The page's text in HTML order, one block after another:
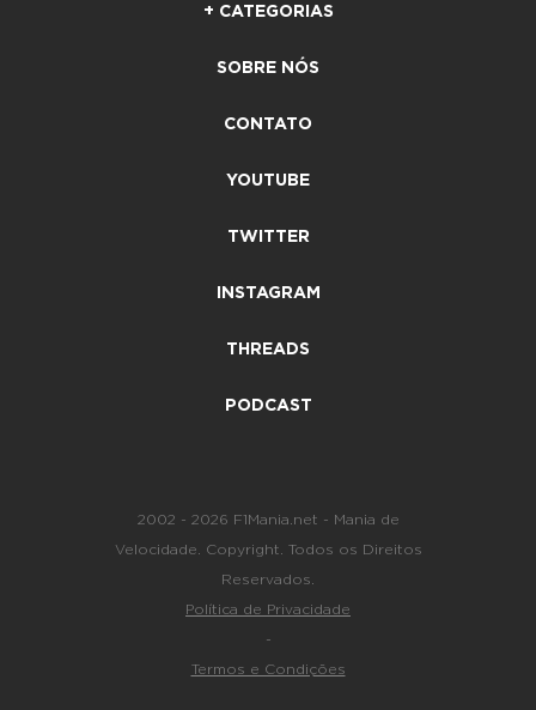
+ CATEGORIAS
SOBRE NÓS
CONTATO
YOUTUBE
TWITTER
INSTAGRAM
THREADS
PODCAST
2002 - 2026 F1Mania.net - Mania de
Velocidade. Copyright. Todos os Direitos
Reservados.
Política de Privacidade
-
Termos e Condições